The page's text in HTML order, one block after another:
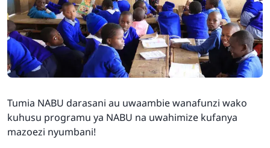
Tumia NABU darasani au uwaambie wanafunzi wako
kuhusu programu ya NABU na uwahimize kufanya
mazoezi nyumbani!